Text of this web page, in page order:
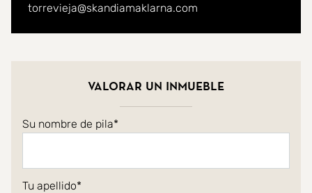
torrevieja@skandiamaklarna.com
Valorar un inmueble
Su nombre de pila
Tu apellido